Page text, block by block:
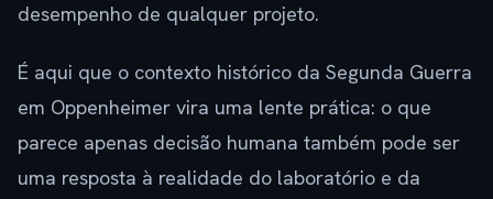
desempenho de qualquer projeto.
É aqui que o contexto histórico da Segunda Guerra
em Oppenheimer vira uma lente prática: o que
parece apenas decisão humana também pode ser
uma resposta à realidade do laboratório e da